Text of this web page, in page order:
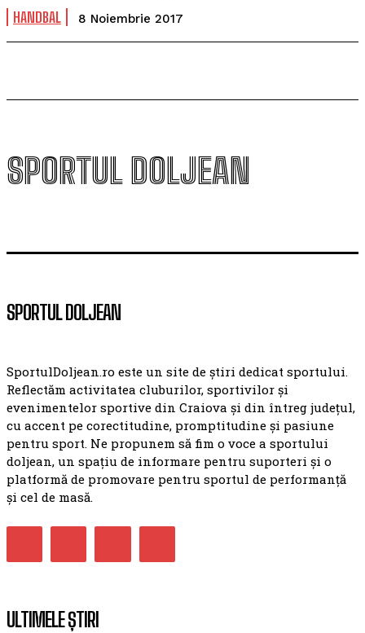
HANDBAL 8 Noiembrie 2017
SPORTUL DOLJEAN
SPORTUL DOLJEAN
SportulDoljean.ro este un site de știri dedicat sportului.
Reflectăm activitatea cluburilor, sportivilor și
evenimentelor sportive din Craiova și din întreg județul,
cu accent pe corectitudine, promptitudine și pasiune
pentru sport. Ne propunem să fim o voce a sportului
doljean, un spațiu de informare pentru suporteri și o
platformă de promovare pentru sportul de performanță
și cel de masă.
ULTIMELE ȘTIRI